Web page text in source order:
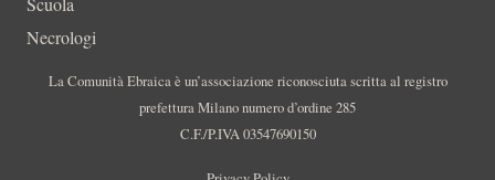
Necrologi
La Comunità Ebraica è un’associazione riconosciuta scritta al registro
prefettura Milano numero d’ordine 285
C.F./P.IVA 03547690150